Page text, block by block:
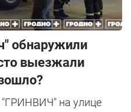
обнаружили
выезжали
"ГРИНВИЧ" на улице